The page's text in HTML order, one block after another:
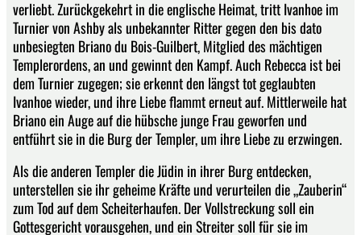
verliebt. Zurückgekehrt in die englische Heimat, tritt Ivanhoe im
Turnier von Ashby als unbekannter Ritter gegen den bis dato
unbesiegten Briano du Bois-Guilbert, Mitglied des mächtigen
Templerordens, an und gewinnt den Kampf. Auch Rebecca ist bei
dem Turnier zugegen; sie erkennt den längst tot geglaubten
Ivanhoe wieder, und ihre Liebe flammt erneut auf. Mittlerweile hat
Briano ein Auge auf die hübsche junge Frau geworfen und
entführt sie in die Burg der Templer, um ihre Liebe zu erzwingen.
Als die anderen Templer die Jüdin in ihrer Burg entdecken,
unterstellen sie ihr geheime Kräfte und verurteilen die „Zauberin“
zum Tod auf dem Scheiterhaufen. Der Vollstreckung soll ein
Gottesgericht vorausgehen, und ein Streiter soll für sie im